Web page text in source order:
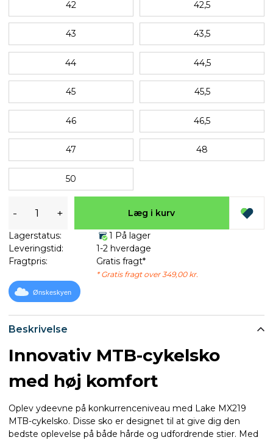
Beskrivelse
Innovativ MTB-cykelsko
med høj komfort
Oplev ydeevne på konkurrenceniveau med Lake MX219
MTB-cykelsko. Disse sko er designet til at give dig den
bedste oplevelse på både hårde og udfordrende stier. Med
42 42,5
43 43,5
44 44,5
45 45,5
46 46,5
47 48
50
- + Læg i kurv
Lagerstatus:
1 På lager
Leveringstid:
1-2 hverdage
Fragtpris:
Gratis fragt*
* Gratis fragt over 349,00 kr.
Ønskeskyen